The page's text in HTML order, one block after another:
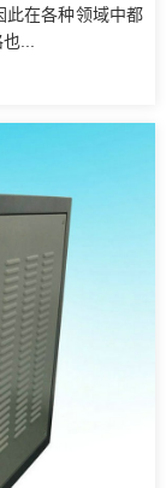
此在各种领域中都
...